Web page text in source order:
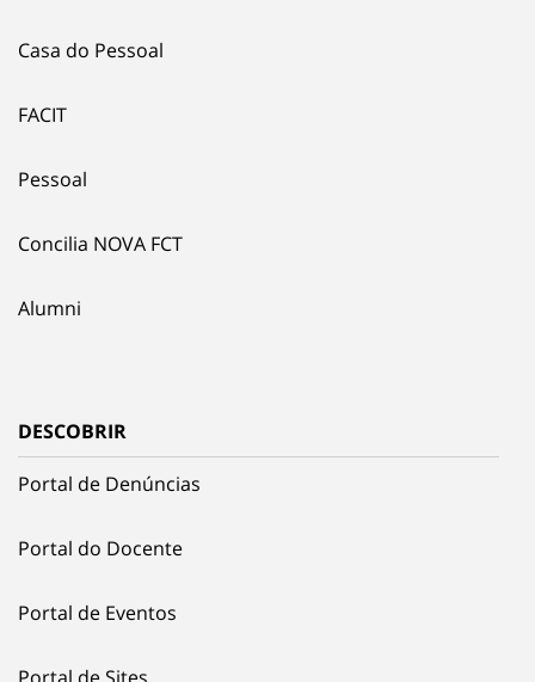
Casa do Pessoal
FACIT
Pessoal
Concilia NOVA FCT
Alumni
DESCOBRIR
Portal de Denúncias
Portal do Docente
Portal de Eventos
Portal de Sites